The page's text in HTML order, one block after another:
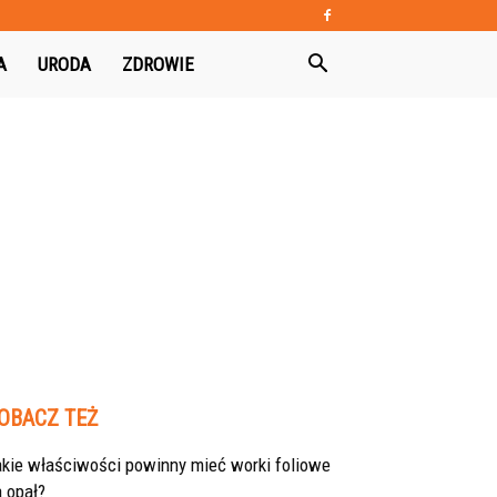
URODA ZDROWIE
TEŻ
właściwości powinny mieć worki foliowe
opał?